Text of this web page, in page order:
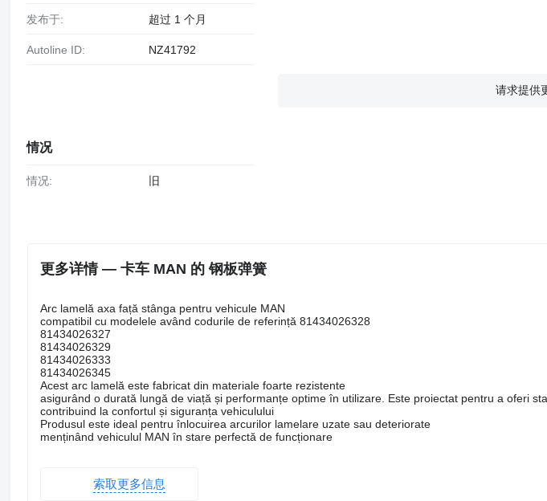
请求提供
发布于: 超过 1 个月
Autoline ID: NZ41792
情况
情况: 旧
更多详情 — 卡车 MAN 的 钢板弹簧
Arc lamelă axa față stânga pentru vehicule MAN
compatibil cu modelele având codurile de referință 81434026328
81434026327
81434026329
81434026333
81434026345
Acest arc lamelă este fabricat din materiale foarte rezistente
asigurând o durată lungă de viață și performanțe optime în utilizare. Este proiectat pentru a oferi
contribuind la confortul și siguranța vehiculului
Produsul este ideal pentru înlocuirea arcurilor lamelare uzate sau deteriorate
menținând vehiculul MAN în stare perfectă de funcționare
索取更多信息